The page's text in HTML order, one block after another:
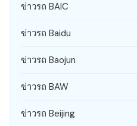
ข่าวรถ BAIC
ข่าวรถ Baidu
ข่าวรถ Baojun
ข่าวรถ BAW
ข่าวรถ Beijing